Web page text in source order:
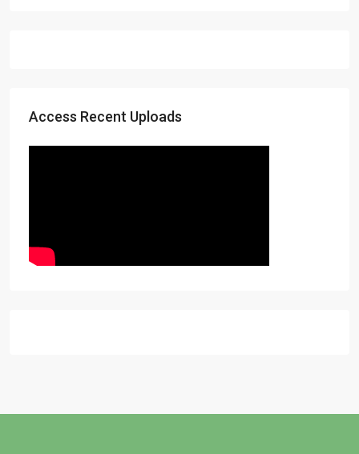
Access Recent Uploads